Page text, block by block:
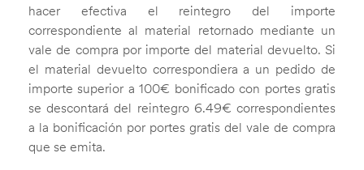
hacer efectiva el reintegro del importe
correspondiente al material retornado mediante un
vale de compra por importe del material devuelto. Si
el material devuelto correspondiera a un pedido de
importe superior a 100€ bonificado con portes gratis
se descontará del reintegro 6.49€ correspondientes
a la bonificación por portes gratis del vale de compra
que se emita.